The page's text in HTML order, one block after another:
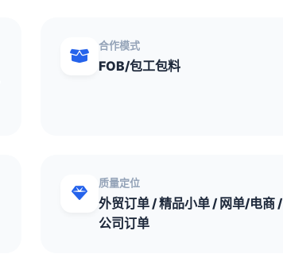
合作模式
FOB/包工包料
质量定位
外贸订单 / 精品小单 / 网单/电商 /
公司订单